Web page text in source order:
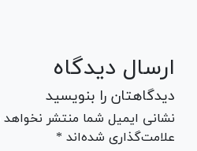
ارسال دیدگاه
دیدگاهتان را بنویسید
نشانی ایمیل شما منتشر
علامت‌گذاری شده‌اند *